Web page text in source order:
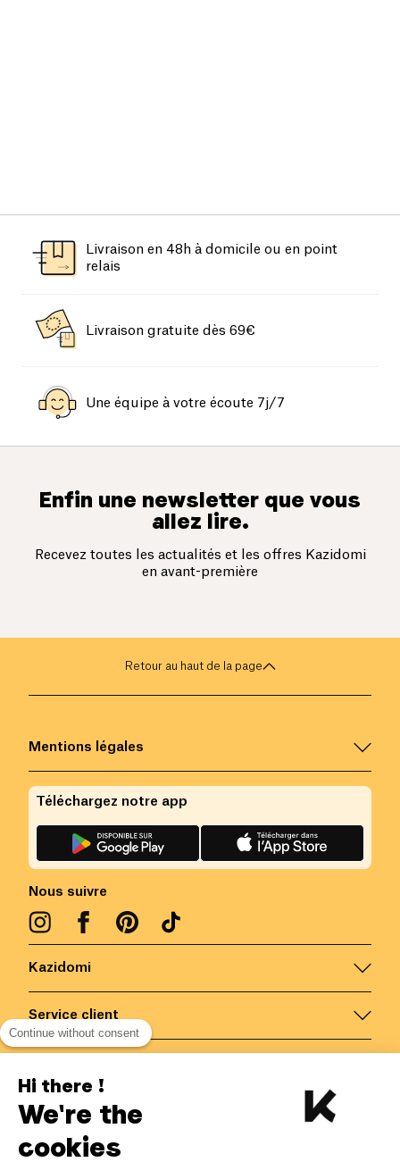
Livraison en 48h à domicile ou en point
relais
Livraison gratuite dès 69€
Une équipe à votre écoute 7j/7
Enfin une newsletter que vous
allez lire.
Recevez toutes les actualités et les offres Kazidomi
en avant-première
Retour au haut de la page
Kazidomi
Service client
Mentions légales
Nous suivre
Téléchargez notre app
Belgique/FR
Continue without consent
Hi there !
We're the
cookies